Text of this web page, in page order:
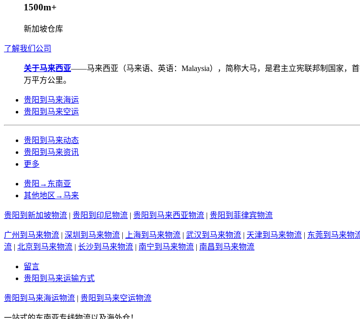
1500m+
新加坡仓库
了解我们公司
关于马来西亚——马来西亚（马来语、英语：Malaysia），简称大马，是君主立宪联邦制国家，
万平方公里。
贵阳到马来海运
贵阳到马来空运
贵阳到马来动态
贵阳到马来资讯
更多
贵阳→东南亚
其他地区→马来
贵阳到新加坡物流 | 贵阳到印尼物流 | 贵阳到马来西亚物流 | 贵阳到菲律宾物流
广州到马来物流 | 深圳到马来物流 | 上海到马来物流 | 武汉到马来物流 | 天津到马来物流 | 东莞到马来物
流 | 北京到马来物流 | 长沙到马来物流 | 南宁到马来物流 | 南昌到马来物流
留言
贵阳到马来运输方式
贵阳到马来海运物流 | 贵阳到马来空运物流